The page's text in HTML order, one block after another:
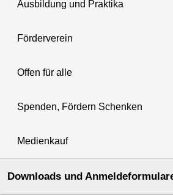
Ausbildung und Praktika
Förderverein
Offen für alle
Spenden, Fördern Schenken
Medienkauf
Downloads und